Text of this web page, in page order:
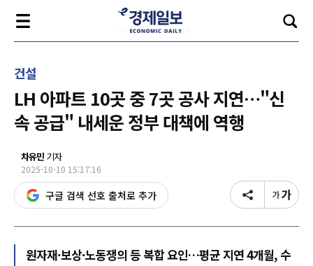
건설
LH 아파트 10곳 중 7곳 공사 지연…"신
속 공급" 내세운 정부 대책에 역행
차유민 기자
2025-10-10 15:17:16
구글 검색 선호 출처로 추가
원자재·보상·노동쟁의 등 복합 요인…평균 지연 4개월, 수